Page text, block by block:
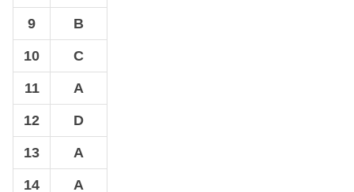
9 B
10 C
11 A
12 D
13 A
14 A